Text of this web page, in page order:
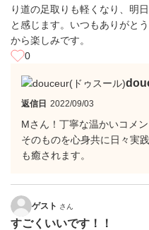
り道の足取りも軽くなり、明
と感じます。いつもありがと
から楽しみです。
0
返信日 2022/09/03
Mさん！丁寧な温かいコメ
そのものを心身共に日々実
も癒されます。
ゲスト さん
すごくいいです！！